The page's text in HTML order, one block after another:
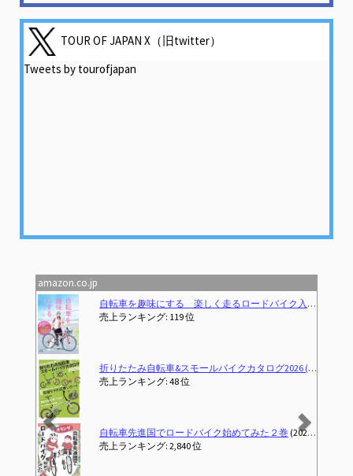
TOUR OF JAPAN X（旧twitter）
Tweets by tourofjapan
amazon.co.jp
自転車を趣味にする 楽しく走るロードバイク入門
売上ランキング: 119 位
折りたたみ自転車&スモールバイクカタログ2026 (タツミムック)
売上ランキング: 48 位
自転車先進国でロードバイク始めてみた２巻 (2025-05-21T10:13:06.071-00:00)
売上ランキング: 2,840 位
Previous Next